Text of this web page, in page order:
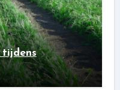
tijdens